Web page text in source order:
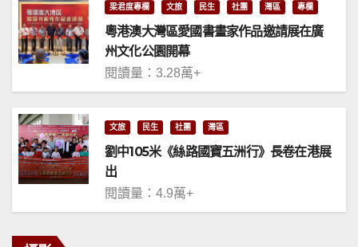
梁君度專欄 文旅 民生 社團 灣區 專欄
粵港澳大灣區愛國書畫家作品邀請展在廣
州文化公園開幕
閱讀量：3.28萬+
文旅 民生 社團 灣區
劉中105米《絲路國寶五洲行》長卷在港展
出
閱讀量：4.9萬+